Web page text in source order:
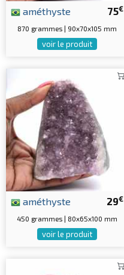
75€
améthyste
870 grammes | 90x70x105 mm
voir le produit
29€
améthyste
450 grammes | 80x65x100 mm
voir le produit